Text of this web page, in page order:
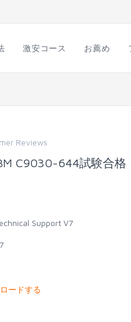
激安コース お薦め
Reviews
C9030-644試験合格
Support V7
ードする